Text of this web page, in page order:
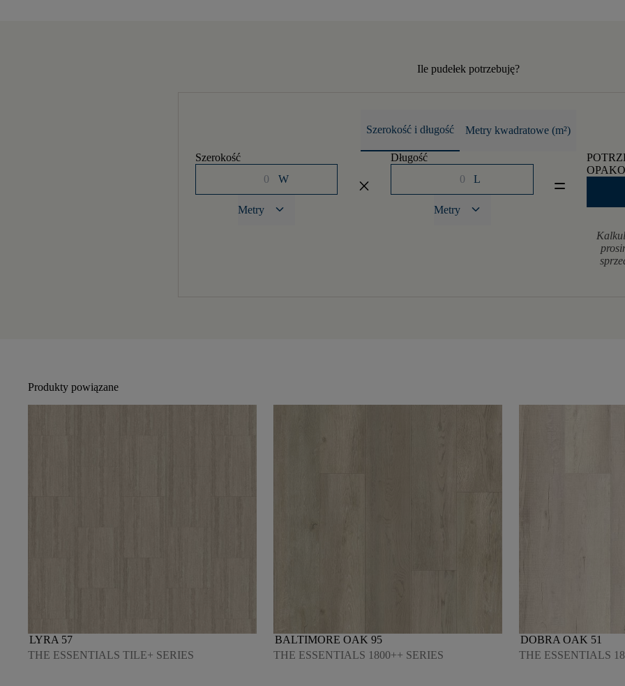
Ile pudełek potrzebuję?
Szerokość i długość Metry kwadratowe (m²)
Szerokość
W
Metry keyboard_arrow_down
close
Długość
L
Metry keyboard_arrow_down
equal
Produkty powiązane
LYRA 57
THE ESSENTIALS TILE+ SERIES
BALTIMORE OAK 95
THE ESSENTIALS 1800++ SERIES
DOBRA OAK 51
THE ESSENTIALS